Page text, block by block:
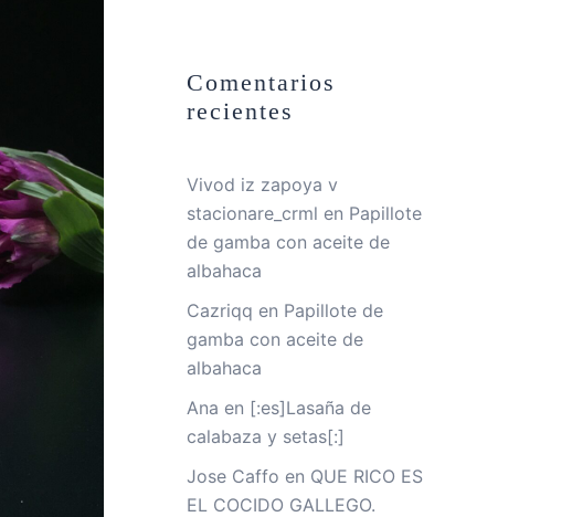
Comentarios
recientes
Vivod iz zapoya v
stacionare_crml en Papillote
de gamba con aceite de
albahaca
Cazriqq en Papillote de
gamba con aceite de
albahaca
Ana en [:es]Lasaña de
calabaza y setas[:]
Jose Caffo en QUE RICO ES
EL COCIDO GALLEGO.